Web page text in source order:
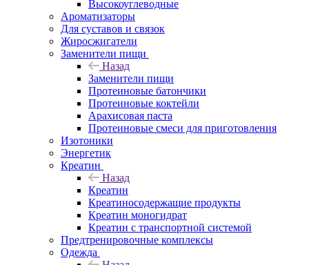
Высокоуглеводные
Ароматизаторы
Для суставов и связок
Жиросжигатели
Заменители пищи
Назад
Заменители пищи
Протеиновые батончики
Протеиновые коктейли
Арахисовая паста
Протеиновые смеси для приготовления
Изотоники
Энергетик
Креатин
Назад
Креатин
Креатиносодержащие продукты
Креатин моногидрат
Креатин с транспортной системой
Предтренировочные комплексы
Одежда